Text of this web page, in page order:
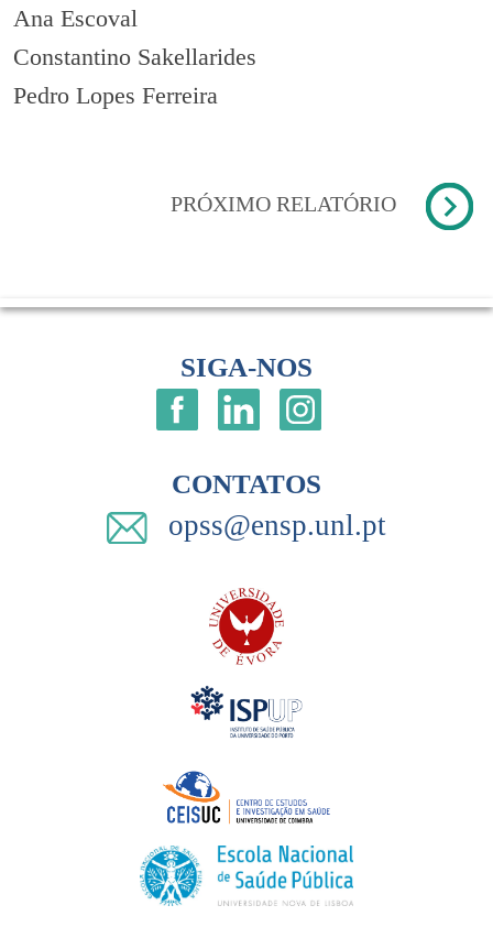
Ana Escoval
Constantino Sakellarides
Pedro Lopes Ferreira
PRÓXIMO RELATÓRIO
SIGA-NOS
CONTATOS
opss@ensp.unl.pt